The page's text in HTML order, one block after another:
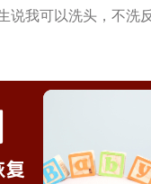
我可以洗头，不洗